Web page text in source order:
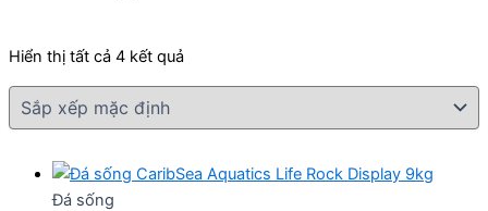
Hiển thị tất cả 4 kết quả
Đá sống